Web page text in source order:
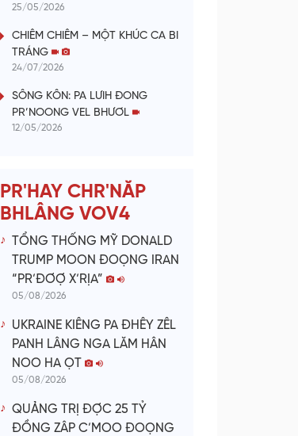
i
e
25/05/2026
CHIÊM CHIÊM – MỘT KHÚC CA BI
TRÁNG
24/07/2026
SÔNG KÔN: PA LƯIH ĐONG
PR’NOONG VEL BHƯƠL
12/05/2026
PR'HAY CHR'NĂP
BHLÂNG VOV4
TỔNG THỐNG MỸ DONALD
TRUMP MOON ĐOỌNG IRAN
“PR’ĐƠỢ X’RỊA”
05/08/2026
UKRAINE KIÊNG PA ĐHÊY ZÊL
PANH LÂNG NGA LĂM HÂN
NOO HA ỌT
05/08/2026
QUẢNG TRỊ ĐỢC 25 TỶ
ĐỒNG ZÂP C’MOO ĐOỌNG